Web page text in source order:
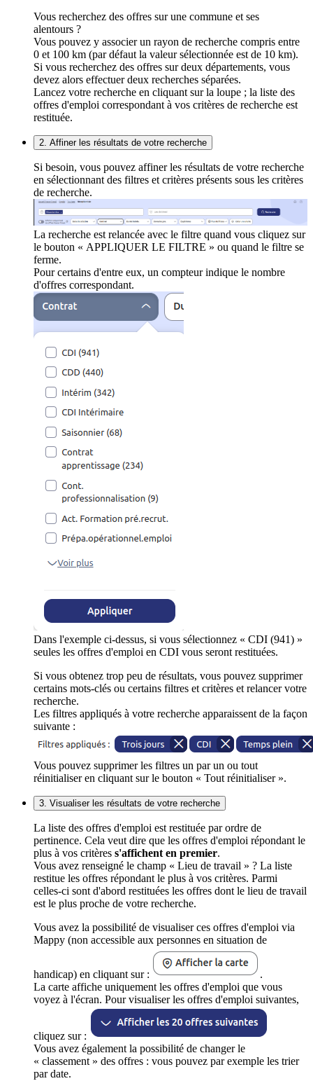
Vous recherchez des offres sur une commune et ses
alentours ?
Vous pouvez y associer un rayon de recherche compris entre
0 et 100 km (par défaut la valeur sélectionnée est de 10 km).
Si vous recherchez des offres sur deux départements, vous
devez alors effectuer deux recherches séparées.
Lancez votre recherche en cliquant sur la loupe ; la liste des
offres d'emploi correspondant à vos critères de recherche est
restituée.
2. Affiner les résultats de votre recherche
Si besoin, vous pouvez affiner les résultats de votre recherche
en sélectionnant des filtres et critères présents sous les critères
de recherche.
La recherche est relancée avec le filtre quand vous cliquez sur
le bouton « APPLIQUER LE FILTRE » ou quand le filtre se
ferme.
Pour certains d'entre eux, un compteur indique le nombre
d'offres correspondant.
Dans l'exemple ci-dessus, si vous sélectionnez « CDI (941) »
seules les offres d'emploi en CDI vous seront restituées.
Si vous obtenez trop peu de résultats, vous pouvez supprimer
certains mots-clés ou certains filtres et critères et relancer votre
recherche.
Les filtres appliqués à votre recherche apparaissent de la façon
suivante :
Vous pouvez supprimer les filtres un par un ou tout
réinitialiser en cliquant sur le bouton « Tout réinitialiser ».
3. Visualiser les résultats de votre recherche
La liste des offres d'emploi est restituée par ordre de
pertinence. Cela veut dire que les offres d'emploi répondant le
plus à vos critères s'affichent en premier.
Vous avez renseigné le champ « Lieu de travail » ? La liste
restitue les offres répondant le plus à vos critères. Parmi
celles-ci sont d'abord restituées les offres dont le lieu de travail
est le plus proche de votre recherche.
Vous avez la possibilité de visualiser ces offres d'emploi via
Mappy (non accessible aux personnes en situation de
handicap) en cliquant sur :
.
La carte affiche uniquement les offres d'emploi que vous
voyez à l'écran. Pour visualiser les offres d'emploi suivantes,
cliquez sur :
Vous avez également la possibilité de changer le
« classement » des offres : vous pouvez par exemple les trier
par date.